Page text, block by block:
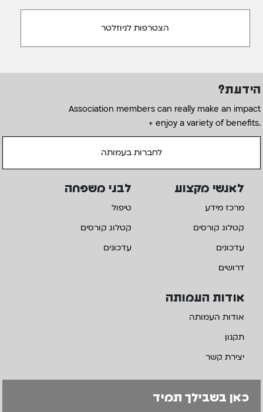
הידעת?
Association members can really make an impact
+ enjoy a variety of benefits.
לחברות בעמותה
אודות העמותה
אודות העמותה
תקנון
יצירת קשר
לאנשי מקצוע
מרכז מידע
קטלוג קורסים
עדכונים
דרושים
לבני משפחה
טיפול
קטלוג קורסים
עדכונים
כאן בשבילך תמיד